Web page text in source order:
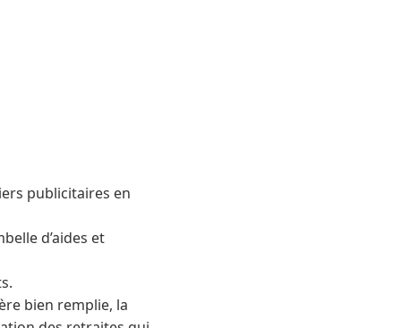
publicitaires en
d’aides et
bien remplie, la